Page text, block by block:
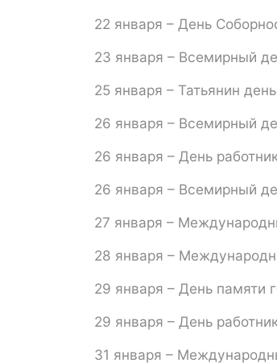
22 января – День
23 января – Всемирный
25 января – Татьянин день
26 января – Всемирный
26 января – День
26 января – Всемирный
27 января –
28 января –
29 января – День памяти
29 января – День
31 января –